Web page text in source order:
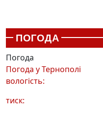
ПОГОДА
Погода
Погода уТернополі
вологість:
тиск: